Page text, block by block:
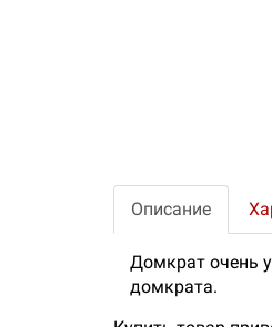
Описание
Домкрат очень
домкрата.